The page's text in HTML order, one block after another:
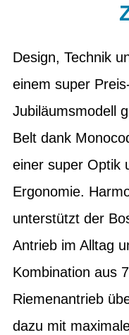
Design, Technik
einem super
Jubiläumsmodell
Belt dank
einer super Optik
Ergonomie.
unterstützt der
Antrieb im Alltag
Kombination aus
Riemenantrieb
dazu mit